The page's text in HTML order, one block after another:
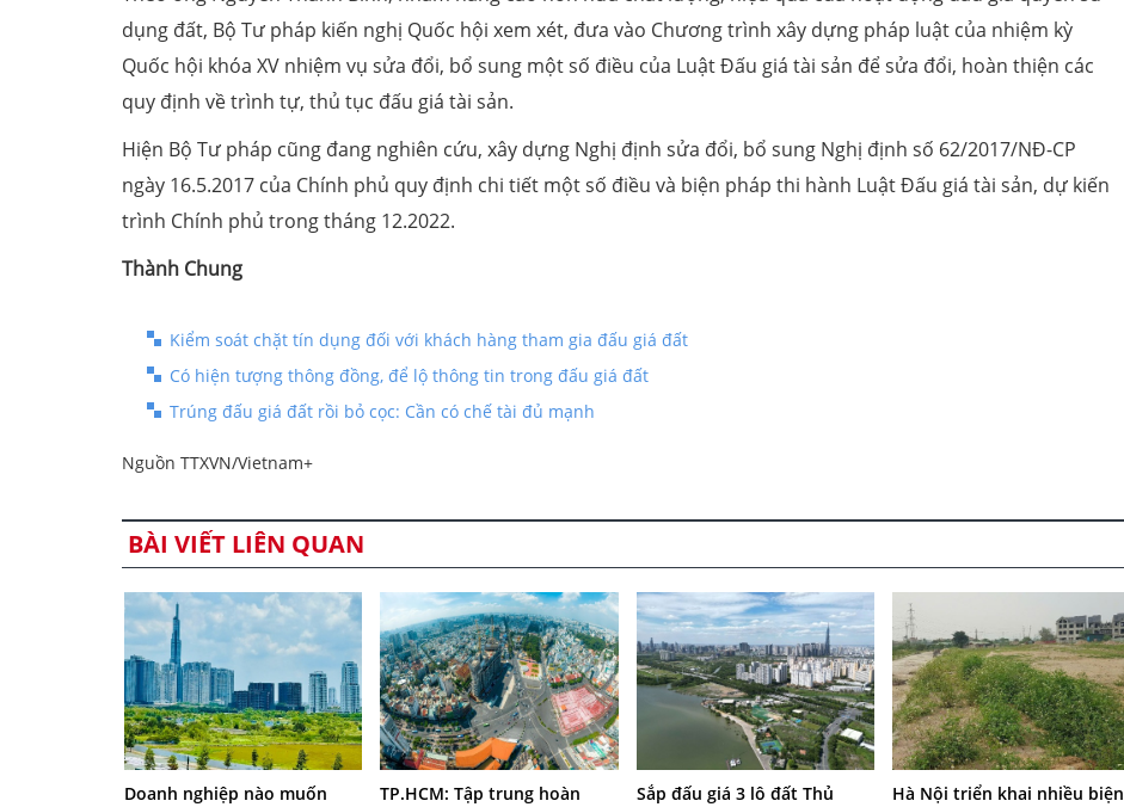
dụng đất, Bộ Tư pháp kiến nghị Quốc hội xem xét, đưa vào Chương trình xây dựng pháp luật của nhiệm kỳ
Quốc hội khóa XV nhiệm vụ sửa đổi, bổ sung một số điều của Luật Đấu giá tài sản để sửa đổi, hoàn thiện các
quy định về trình tự, thủ tục đấu giá tài sản.
Hiện Bộ Tư pháp cũng đang nghiên cứu, xây dựng Nghị định sửa đổi, bổ sung Nghị định số 62/2017/NĐ-CP
ngày 16.5.2017 của Chính phủ quy định chi tiết một số điều và biện pháp thi hành Luật Đấu giá tài sản, dự kiến
trình Chính phủ trong tháng 12.2022.
Thành Chung
Kiểm soát chặt tín dụng đối với khách hàng tham gia đấu giá đất
Có hiện tượng thông đồng, để lộ thông tin trong đấu giá đất
Trúng đấu giá đất rồi bỏ cọc: Cần có chế tài đủ mạnh
Nguồn TTXVN/Vietnam+
BÀI VIẾT LIÊN QUAN
Doanh nghiệp nào muốn
TP.HCM: Tập trung hoàn
Sắp đấu giá 3 lô đất Thủ
Hà Nội triển khai nhiều biện